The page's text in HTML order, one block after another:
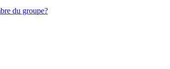
du groupe?